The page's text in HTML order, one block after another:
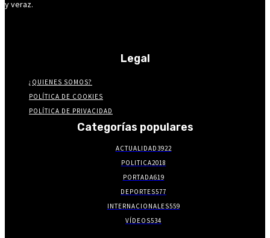
y veraz.
Legal
¿QUIENES SOMOS?
POLÍTICA DE COOKIES
POLÍTICA DE PRIVACIDAD
Categorías populares
ACTUALIDAD3922
POLITICA2018
PORTADA619
DEPORTES577
INTERNACIONALES559
VÍDEOS534